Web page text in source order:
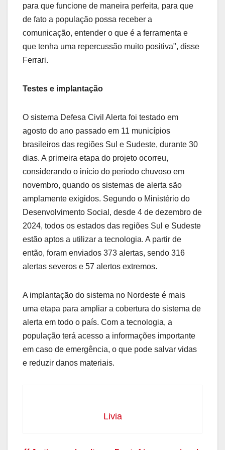
para que funcione de maneira perfeita, para que
de fato a população possa receber a
comunicação, entender o que é a ferramenta e
que tenha uma repercussão muito positiva", disse
Ferrari.
Testes e implantação
O sistema Defesa Civil Alerta foi testado em
agosto do ano passado em 11 municípios
brasileiros das regiões Sul e Sudeste, durante 30
dias. A primeira etapa do projeto ocorreu,
considerando o início do período chuvoso em
novembro, quando os sistemas de alerta são
amplamente exigidos. Segundo o Ministério do
Desenvolvimento Social, desde 4 de dezembro de
2024, todos os estados das regiões Sul e Sudeste
estão aptos a utilizar a tecnologia. A partir de
então, foram enviados 373 alertas, sendo 316
alertas severos e 57 alertos extremos.
A implantação do sistema no Nordeste é mais
uma etapa para ampliar a cobertura do sistema de
alerta em todo o país. Com a tecnologia, a
população terá acesso a informações importante
em caso de emergência, o que pode salvar vidas
e reduzir danos materiais.
Livia